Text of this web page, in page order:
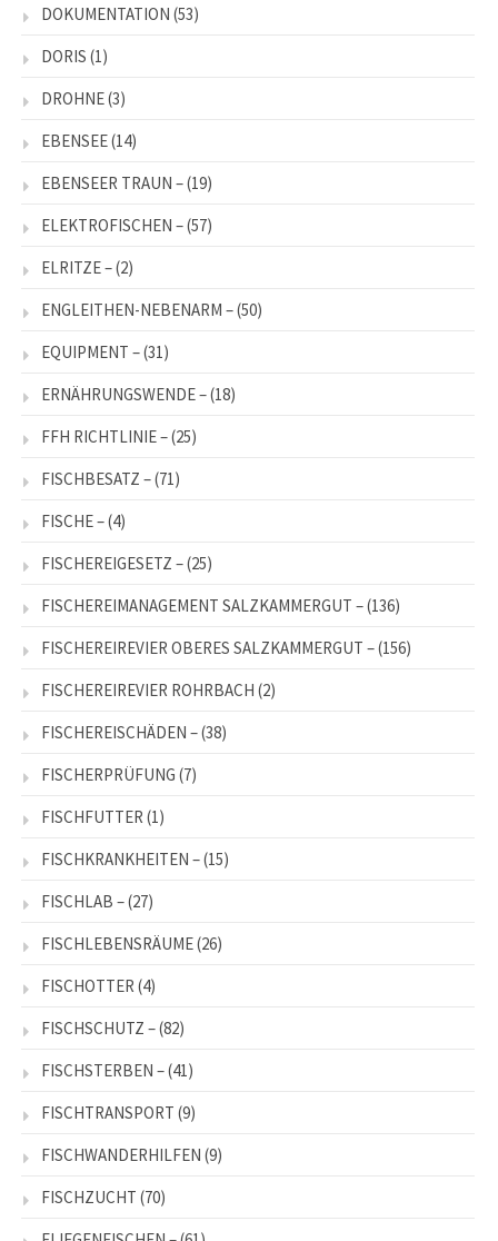
DOKUMENTATION (53)
DORIS (1)
DROHNE(3)
EBENSEE(14)
EBENSEER TRAUN –(19)
ELEKTROFISCHEN –(57)
ELRITZE –(2)
ENGLEITHEN-NEBENARM –(50)
EQUIPMENT –(31)
ERNÄHRUNGSWENDE –(18)
FFH RICHTLINIE –(25)
FISCHBESATZ –(71)
FISCHE –(4)
FISCHEREIGESETZ –(25)
FISCHEREIMANAGEMENT SALZKAMMERGUT –(136)
FISCHEREIREVIER OBERES SALZKAMMERGUT –(156)
FISCHEREIREVIER ROHRBACH (2)
FISCHEREISCHÄDEN –(38)
FISCHERPRÜFUNG (7)
FISCHFUTTER (1)
FISCHKRANKHEITEN –(15)
FISCHLAB –(27)
FISCHLEBENSRÄUME(26)
FISCHOTTER (4)
FISCHSCHUTZ –(82)
FISCHSTERBEN –(41)
FISCHTRANSPORT (9)
FISCHWANDERHILFEN (9)
FISCHZUCHT (70)